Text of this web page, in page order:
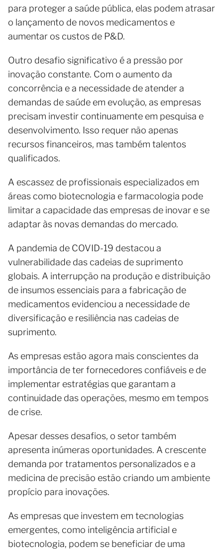
para proteger a saúde pública, elas podem atrasar
o lançamento de novos medicamentos e
aumentar os custos de P&D.
Outro desafio significativo é a pressão por
inovação constante. Com o aumento da
concorrência e a necessidade de atender a
demandas de saúde em evolução, as empresas
precisam investir continuamente em pesquisa e
desenvolvimento. Isso requer não apenas
recursos financeiros, mas também talentos
qualificados.
A escassez de profissionais especializados em
áreas como biotecnologia e farmacologia pode
limitar a capacidade das empresas de inovar e se
adaptar às novas demandas do mercado.
A pandemia de COVID-19 destacou a
vulnerabilidade das cadeias de suprimento
globais. A interrupção na produção e distribuição
de insumos essenciais para a fabricação de
medicamentos evidenciou a necessidade de
diversificação e resiliência nas cadeias de
suprimento.
As empresas estão agora mais conscientes da
importância de ter fornecedores confiáveis e de
implementar estratégias que garantam a
continuidade das operações, mesmo em tempos
de crise.
Apesar desses desafios, o setor também
apresenta inúmeras oportunidades. A crescente
demanda por tratamentos personalizados e a
medicina de precisão estão criando um ambiente
propício para inovações.
As empresas que investem em tecnologias
emergentes, como inteligência artificial e
biotecnologia, podem se beneficiar de uma